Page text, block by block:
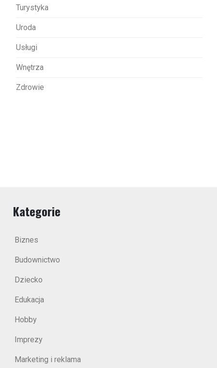
Turystyka
Uroda
Usługi
Wnętrza
Zdrowie
Kategorie
Biznes
Budownictwo
Dziecko
Edukacja
Hobby
Imprezy
Marketing i reklama